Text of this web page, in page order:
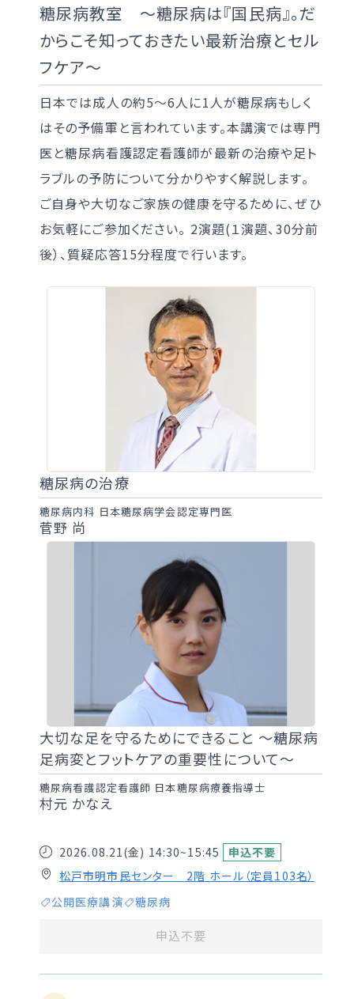
糖尿病教室 ～糖尿病は『国民病』。だ
からこそ知っておきたい最新治療とセル
フケア～
日本では成人の約5〜6人に1人が糖尿病もしく
はその予備軍と言われています。本講演では専門
医と糖尿病看護認定看護師が最新の治療や足ト
ラブルの予防について分かりやすく解説します。
ご自身や大切なご家族の健康を守るために、ぜひ
お気軽にご参加ください。 2演題(１演題、30分前
後）、質疑応答15分程度で行います。
糖尿病の治療
糖尿病内科 日本糖尿病学会認定専門医
菅野 尚
大切な足を守るためにできること ～糖尿病
足病変とフットケアの重要性について～
糖尿病看護認定看護師 日本糖尿病療養指導士
村元 かなえ
申込不要
2026.08.21(金) 14:30~15:45
申込不要
松戸市明市民センター 2階 ホール（定員103名）
公開医療講演
糖尿病